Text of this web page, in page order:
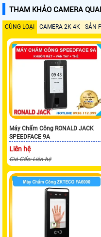
THAM KHẢO CAMERA
CÙNG LOẠI CAMERA 2K 4K SẢN
Máy Chấm Công RONALD JACK
SPEEDFACE 9A
Liên hệ
Giá Gốc: Liên hệ